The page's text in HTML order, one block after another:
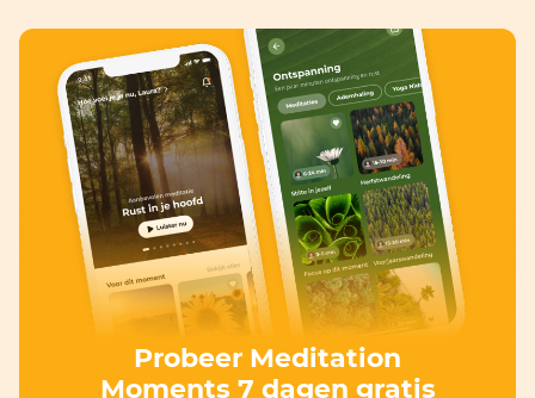
Probeer Meditation
Moments 7 dagen gratis